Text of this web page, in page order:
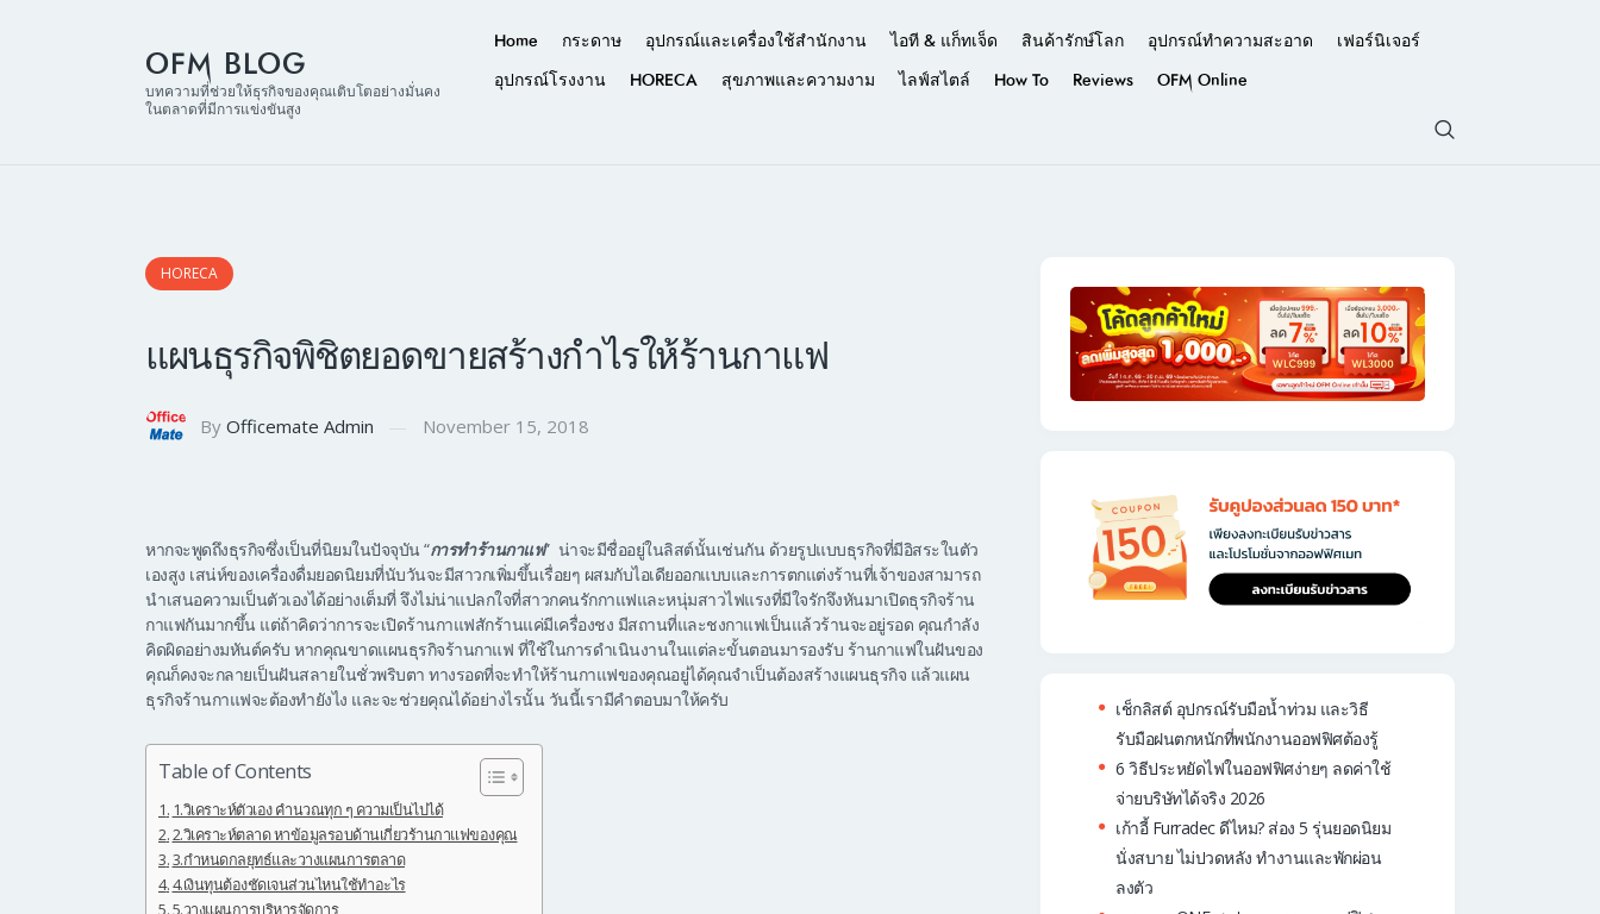
OFM BLOG
บทความที่ช่วยให้ธุรกิจของคุณเติบโตอย่างมั่นคง
ในตลาดที่มีการแข่งขันสูง
Home กระดาษ อุปกรณ์และเครื่องใช้สำนักงาน ไอที & แก็ทเจ็ด สินค้ารักษ์โลก อุปกรณ์ทำความสะอาด
เฟอร์นิเจอร์
อุปกรณ์โรงงาน
HORECA สุขภาพและความงาม ไลฟ์สไตล์ How To Reviews OFM Online
HORECA
แผนธุรกิจพิชิตยอดขายสร้างกำไรให้ร้านกาแฟ
By Officemate Admin November 15, 2018
หากจะพูดถึงธุรกิจซึ่งเป็นที่นิยมในปัจจุบัน “การทำร้านกาแฟ” น่าจะมีชื่ออยู่ในลิสต์นั้นเช่นกัน ด้วยรูปแบบธุรกิจที่มีอิสระในตัว
เองสูง เสน่ห์ของเครื่องดื่มยอดนิยมที่นับวันจะมีสาวกเพิ่มขึ้นเรื่อยๆ ผสมกับไอเดียออกแบบและการตกแต่งร้านที่เจ้าของสามารถ
นำเสนอความเป็นตัวเองได้อย่างเต็มที่ จึงไม่น่าแปลกใจที่สาวกคนรักกาแฟและหนุ่มสาวไฟแรงที่มีใจรักจึงหันมาเปิดธุรกิจร้าน
กาแฟกันมากขึ้น แต่ถ้าคิดว่าการจะเปิดร้านกาแฟสักร้านแค่มีเครื่องชง มีสถานที่และชงกาแฟเป็นแล้วร้านจะอยู่รอด คุณกำลัง
คิดผิดอย่างมหันต์ครับ หากคุณขาดแผนธุรกิจร้านกาแฟ ที่ใช้ในการดำเนินงานในแต่ละขั้นตอนมารองรับ ร้านกาแฟในฝันของ
คุณก็คงจะกลายเป็นฝันสลายในชั่วพริบตา ทางรอดที่จะทำให้ร้านกาแฟของคุณอยู่ได้คุณจำเป็นต้องสร้างแผนธุรกิจ แล้วแผน
ธุรกิจร้านกาแฟจะต้องทำยังไง และจะช่วยคุณได้อย่างไรนั้น วันนี้เรามีคำตอบมาให้ครับ
Table of Contents
1.วิเคราะห์ตัวเอง คำนวณทุก ๆ ความเป็นไปได้
2.วิเคราะห์ตลาด หาข้อมูลรอบด้านเกี่ยวร้านกาแฟของคุณ
3.กำหนดกลยุทธ์และวางแผนการตลาด
4.เงินทุนต้องชัดเจนส่วนไหนใช้ทำอะไร
5.วางแผนการบริหารจัดการ
เช็กลิสต์ อุปกรณ์รับมือน้ำท่วม และวิธี
รับมือฝนตกหนักที่พนักงานออฟฟิศต้องรู้
6 วิธีประหยัดไฟในออฟฟิศง่ายๆ ลดค่าใช้
จ่ายบริษัทได้จริง 2026
เก้าอี้ Furradec ดีไหม? ส่อง 5 รุ่นยอดนิยม
นั่งสบาย ไม่ปวดหลัง ทำงานและพักผ่อน
ลงตัว